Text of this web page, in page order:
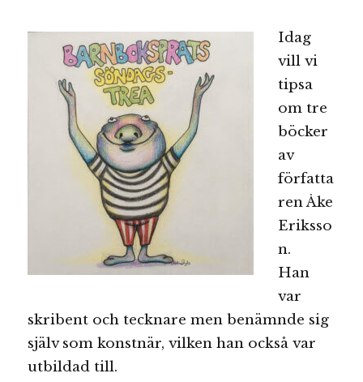
Idag
vill vi
tipsa
om tre
böcker
av
författa
ren Åke
Eriksso
n.
Han
var
skribent och tecknare men benämnde sig
själv som konstnär, vilken han också var
utbildad till.